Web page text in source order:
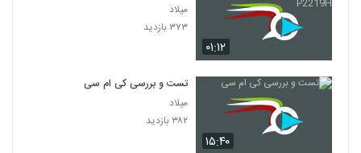
۰۱:۱۲
میلاد
۳۷۳ بازدید
۱۵:۴۰
تست و بررسی کی ام سی
میلاد
۳۸۲ بازدید